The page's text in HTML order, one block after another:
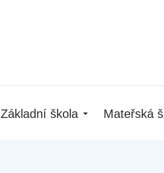
Základní škola Mateřská